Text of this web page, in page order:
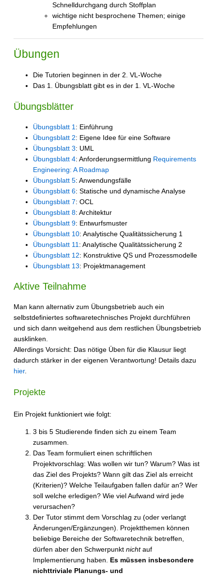
Schnelldurchgang durch Stoffplan
wichtige nicht besprochene Themen; einige
Empfehlungen
Übungen
Die Tutorien beginnen in der 2. VL-Woche
Das 1. Übungsblatt gibt es in der 1. VL-Woche
Übungsblätter
Übungsblatt 1 : Einführung
Übungsblatt 2: Eigene Idee für eine Software
Übungsblatt 3: UML
Übungsblatt 4: Anforderungsermittlung Requirements
Engineering: A Roadmap
Übungsblatt 5: Anwendungsfälle
Übungsblatt 6: Statische und dynamische Analyse
Übungsblatt 7: OCL
Übungsblatt 8: Architektur
Übungsblatt 9: Entwurfsmuster
Übungsblatt 10: Analytische Qualitätssicherung 1
Übungsblatt 11 : Analytische Qualitätssicherung 2
Übungsblatt 12: Konstruktive QS und Prozessmodelle
Übungsblatt 13: Projektmanagement
Aktive Teilnahme
Man kann alternativ zum Übungsbetrieb auch ein
selbstdefiniertes softwaretechnisches Projekt durchführen
und sich dann weitgehend aus dem restlichen Übungsbetrieb
ausklinken.
Allerdings Vorsicht: Das nötige Üben für die Klausur liegt
dadurch stärker in der eigenen Verantwortung! Details dazu
hier.
Projekte
Ein Projekt funktioniert wie folgt:
3 bis 5 Studierende finden sich zu einem Team
zusammen.
Das Team formuliert einen schriftlichen
Projektvorschlag: Was wollen wir tun? Warum? Was ist
das Ziel des Projekts? Wann gilt das Ziel als erreicht
(Kriterien)? Welche Teilaufgaben fallen dafür an? Wer
soll welche erledigen? Wie viel Aufwand wird jede
verursachen?
Der Tutor stimmt dem Vorschlag zu (oder verlangt
Änderungen/Ergänzungen). Projektthemen können
beliebige Bereiche der Softwaretechnik betreffen,
dürfen aber den Schwerpunkt nichtauf
Implementierung haben. Es müssen insbesondere
nichttriviale Planungs- und